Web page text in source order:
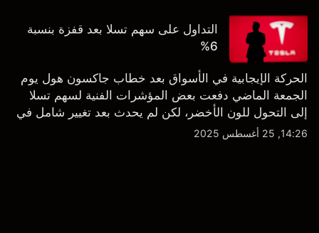
التداول على سهم تسلا بعد قفزة بنسبة
6%
الحركة الإيجابية في الأسواق بعد خطاب جاكسون هول يوم
الجمعة الماضي دفعت بعض المؤشرات الفنية لسهم تسلا
إلى التحول للون الأخضر، لكن لم يحدث بعد تغيير شامل في
النظرة الفنية سواء على الإطار اليومي أو الأسبوعي.
14:26, 25 أغسطس 2025